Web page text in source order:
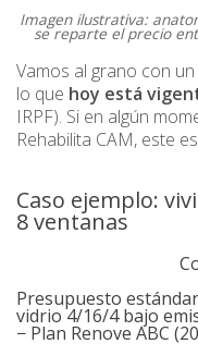
Imagen ilustrativa:
se reparte el precio
Vamos al grano con
lo que hoy está
IRPF). Si en algún
Rehabilita CAM, este
Caso ejemplo:
8 ventanas
Presupuesto
vidrio 4/16/4 bajo
− Plan Renove ABC